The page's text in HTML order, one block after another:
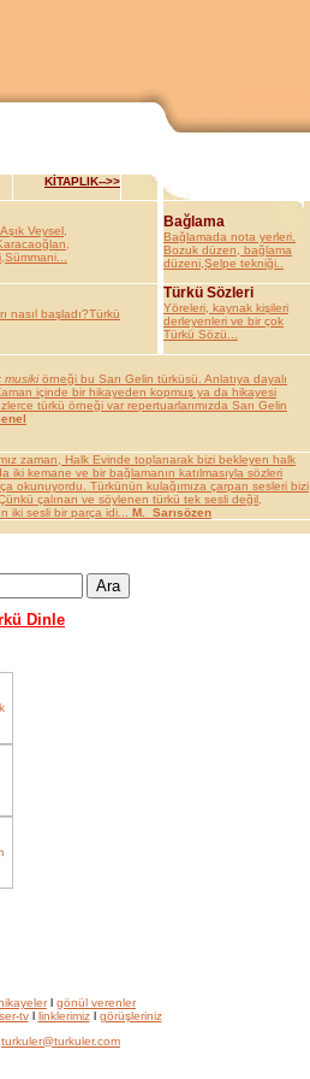
KİTAPLIK-->>
Veysel,
Bağlama
Bağlamada nota yerleri.
Bozuk düzen, bağlama
düzeni,Şelpe tekniği..
nasıl başladı?Türkü
Türkü Sözleri
Yöreleri, kaynak kişileri
derleyenleri ve bir çok
Türkü Sözü...
musikiörneği bu Sarı Gelin türküsü. Anlatıya dayalı
içinde bir hikayeden kopmuş ya da hikayesi
türkü örneği var repertuarlarımızda Sarı Gelin
zaman, Halk Evinde toplanarak bizi bekleyen halk
iki kemane ve bir bağlamanın katılmasıyla sözleri
okunuyordu. Türkünün kulağımıza çarpan sesleri bizi
çalınan ve söylenen türkü tek sesli değil,
iki sesli bir parça idi...
M._Sarısözen
Dinle
l gönül verenler
tvl linklerimizl görüşleriniz
turkuler@turkuler.com